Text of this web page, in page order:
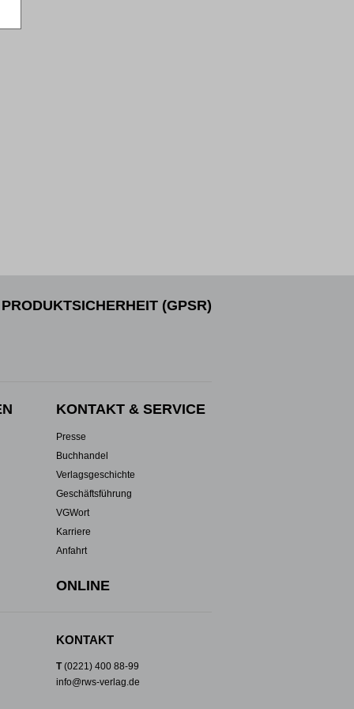
PRODUKTSICHERHEIT (GPSR)
KONTAKT & SERVICE
Presse
Buchhandel
Verlagsgeschichte
Geschäftsführung
VGWort
Karriere
Anfahrt
ONLINE
KONTAKT
T(0221) 400 88-99
info@rws-verlag.de